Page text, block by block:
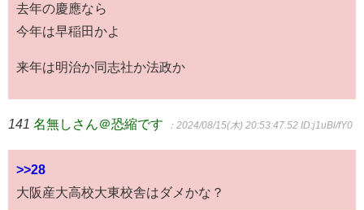
去年の慶應なら
今年は早稲田かよ
来年は明治か同志社か法政か
141 名無しさん＠恐縮です ：2024/08/15(木) 20:53:47.52 ID:j1uBl/fY0
>>28
大阪産大高校大東校舎はダメかな？